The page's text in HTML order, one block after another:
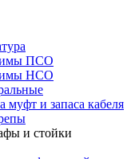
ПСО
НСО
муфт и запаса кабеля
и стойки